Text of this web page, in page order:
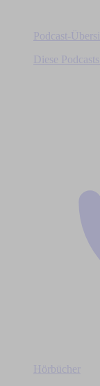
Podcast-
Diese
Hörbücher